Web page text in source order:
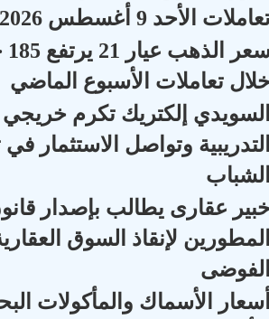
الأحد 9 أغسطس 2026
تعاملات الأسبوع الماضي
إلكتريك تكرم خريجي
وتواصل الاستثمار
عقارى يطالب بإصدار
لإنقاذ السوق
الأسماك والمأكولات